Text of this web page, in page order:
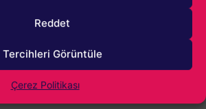
Reddet
Tercihleri Görüntüle
Çerez Politikası